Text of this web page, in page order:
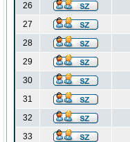
26
27
28
29
30
31
32
33